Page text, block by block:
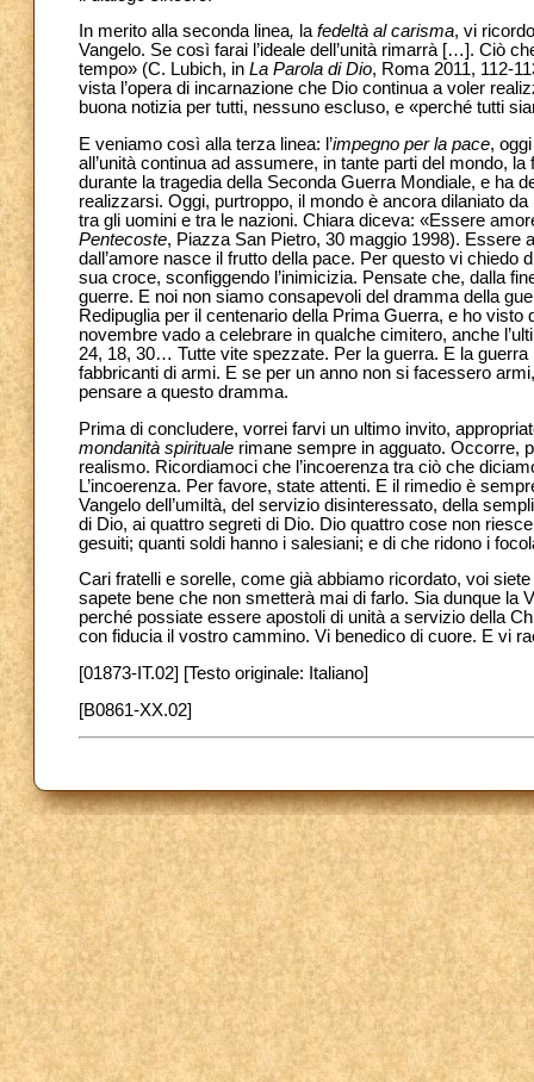
In merito alla seconda linea, lafedeltà al carisma, vi
Vangelo. Se così farai l’ideale dell’unità rimarrà […]. Ciò
tempo» (C. Lubich, in La Parola di Dio, Roma 2011, 112-
vista l’opera di incarnazione che Dio continua a voler
buona notizia per tutti, nessuno escluso, e «perché tutti
E veniamo così alla terza linea: l’impegno per la pace,
all’unità continua ad assumere, in tante parti del mondo,
durante la tragedia della Seconda Guerra Mondiale, e ha
realizzarsi. Oggi, purtroppo, il mondo è ancora dilaniato
tra gli uomini e tra le nazioni. Chiara diceva: «Essere
Pentecoste, Piazza San Pietro, 30 maggio 1998). Essere
dall’amore nasce il frutto della pace. Per questo vi
sua croce, sconfiggendo l’inimicizia. Pensate che, dalla
guerre. E noi non siamo consapevoli del dramma della
Redipuglia per il centenario della Prima Guerra, e ho
novembre vado a celebrare in qualche cimitero, anche
24, 18, 30… Tutte vite spezzate. Per la guerra. E la
fabbricanti di armi. E se per un anno non si facessero
pensare a questo dramma.
Prima di concludere, vorrei farvi un ultimo invito,
mondanità spirituale rimane sempre in agguato. Occorre,
realismo. Ricordiamoci che l’incoerenza tra ciò che
L’incoerenza. Per favore, state attenti. E il rimedio è
Vangelo dell’umiltà, del servizio disinteressato, della
di Dio, ai quattro segreti di Dio. Dio quattro cose non
gesuiti; quanti soldi hanno i salesiani; e di che ridono i
Cari fratelli e sorelle, come già abbiamo ricordato, voi siete
sapete bene che non smetterà mai di farlo. Sia dunque la
perché possiate essere apostoli di unità a servizio della
con fiducia il vostro cammino. Vi benedico di cuore. E vi
[01873-IT.02] [Testo originale: Italiano]
[B0861-XX.02]